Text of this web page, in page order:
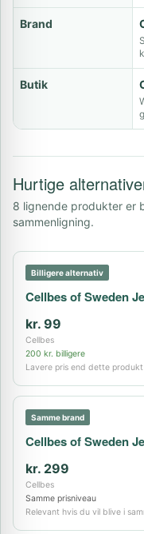
Brand
Butik
Hurtige
8 lignende produkter er
sammenligning.
Billigere alternativ
Cellbes of Sweden
kr. 99
Cellbes
200 kr. billigere
Lavere pris end dette produkt
Samme brand
Cellbes of Sweden
kr. 299
Cellbes
Samme prisniveau
Relevant hvis du vil blive i